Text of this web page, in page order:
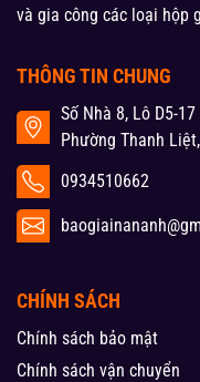
và gia công các loại hộp
THÔNG TIN CHUNG
Số Nhà 8, Lô D5-
Phường Thanh
0934510662
CHÍNH SÁCH
Chính sách bảo mật
Chính sách vận chuyển